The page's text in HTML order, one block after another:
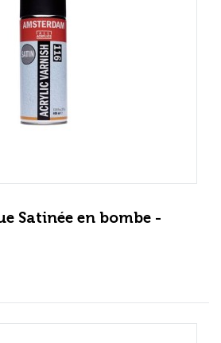
Satinée en bombe -